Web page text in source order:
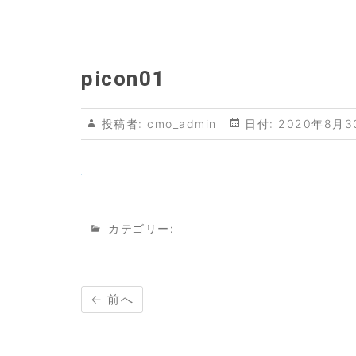
picon01
投稿者: cmo_admin 日付: 2020年8月
カテゴリー:
← 前へ